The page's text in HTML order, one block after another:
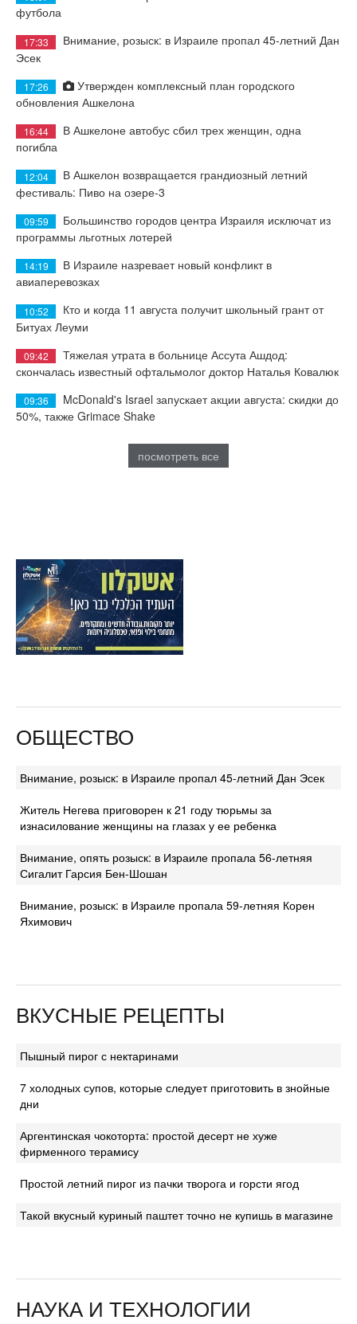
футбола
17:33
Внимание, розыск: в Израиле пропал 45-летний Дан
Эсек
17:26
Утвержден комплексный план городского
обновления Ашкелона
16:44
В Ашкелоне автобус сбил трех женщин, одна
погибла
12:04
В Ашкелон возвращается грандиозный летний
фестиваль: Пиво на озере-3
09:59
Большинство городов центра Израиля исключат из
программы льготных лотерей
14:19
В Израиле назревает новый конфликт в
авиаперевозках
10:52
Кто и когда 11 августа получит школьный грант от
Битуах Леуми
09:42
Тяжелая утрата в больнице Ассута Ашдод:
скончалась известный офтальмолог доктор Наталья Ковалюк
09:36
McDonald's Israel запускает акции августа: скидки до
50%, также Grimace Shake
посмотреть все
ОБЩЕСТВО
Внимание, розыск: в Израиле пропал 45-летний Дан Эсек
Житель Негева приговорен к 21 году тюрьмы за
изнасилование женщины на глазах у ее ребенка
Внимание, опять розыск: в Израиле пропала 56-летняя
Сигалит Гарсия Бен-Шошан
Внимание, розыск: в Израиле пропала 59-летняя Корен
Яхимович
ВКУСНЫЕ РЕЦЕПТЫ
Пышный пирог с нектаринами
7 холодных супов, которые следует приготовить в знойные
дни
Аргентинская чокоторта: простой десерт не хуже
фирменного терамису
Простой летний пирог из пачки творога и горсти ягод
Такой вкусный куриный паштет точно не купишь в магазине
НАУКА И ТЕХНОЛОГИИ